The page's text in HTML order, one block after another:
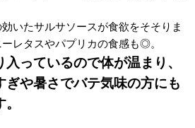
いたサルサソースが食欲をそそりま
レタスやパプリカの食感も◎。
っているので体が温まり、
ぎや暑さでバテ気味の方にも